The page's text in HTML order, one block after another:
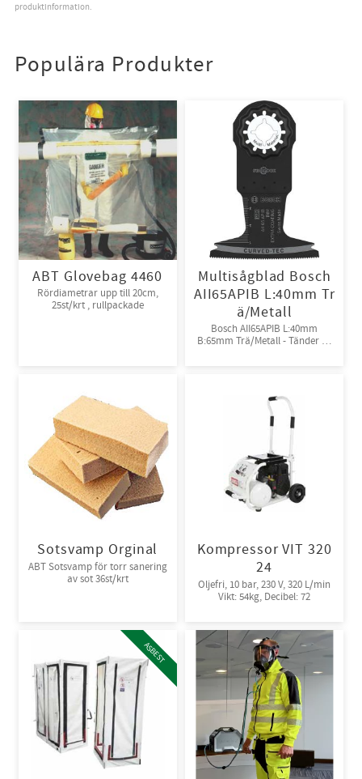
produktinformation.
Populära Produkter
ABT Glovebag 4460
Rördiametrar upp till 20cm,
25st/krt , rullpackade
Multisågblad Bosch
AII65APIB L:40mm Tr
ä/Metall
Bosch AII65APIB L:40mm
B:65mm Trä/Metall - Tänder av
Sotsvamp Orginal
ABT Sotsvamp för torr sanering
av sot 36st/krt
Kompressor VIT 320
24
Oljefri, 10 bar, 230 V, 320 L/min
Vikt: 54kg, Decibel: 72
ASBEST